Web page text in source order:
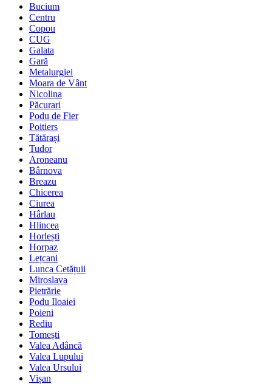
Bucium
Centru
Copou
CUG
Galata
Gară
Metalurgiei
Moara de Vânt
Nicolina
Păcurari
Podu de Fier
Poitiers
Tătărași
Tudor
Aroneanu
Bârnova
Breazu
Chicerea
Ciurea
Hârlau
Hlincea
Horlești
Horpaz
Lețcani
Lunca Cetățuii
Miroslava
Pietrărie
Podu Iloaiei
Poieni
Rediu
Tomești
Valea Adâncă
Valea Lupului
Valea Ursului
Vișan